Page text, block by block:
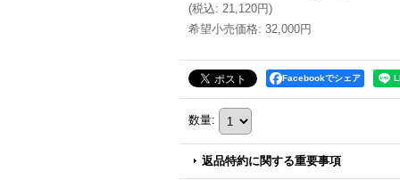
(税込: 21,120円)
希望小売価格: 32,000円
Facebookでシェア
数量:
返品特約に関する重要事項